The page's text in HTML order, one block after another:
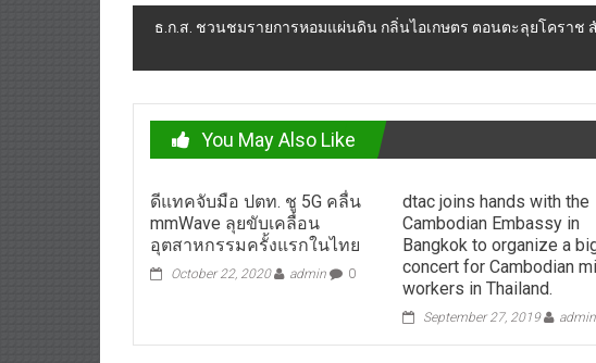
ธ.ก.ส. ชวนชมรายการหอมแผ่นดิน กลิ่นไอเกษตร ตอนตะลุยโคราช
You May Also Like
ดีแทคจับมือ ปตท. ชู 5G คลื่น
mmWave ลุยขับเคลื่อน
อุตสาหกรรมครั้งแรกในไทย
October 22, 2020 admin 0
dtac joins hands with the
Cambodian Embassy in
Bangkok to organize a
concert for Cambodian
workers in Thailand.
September 27, 2019 admin